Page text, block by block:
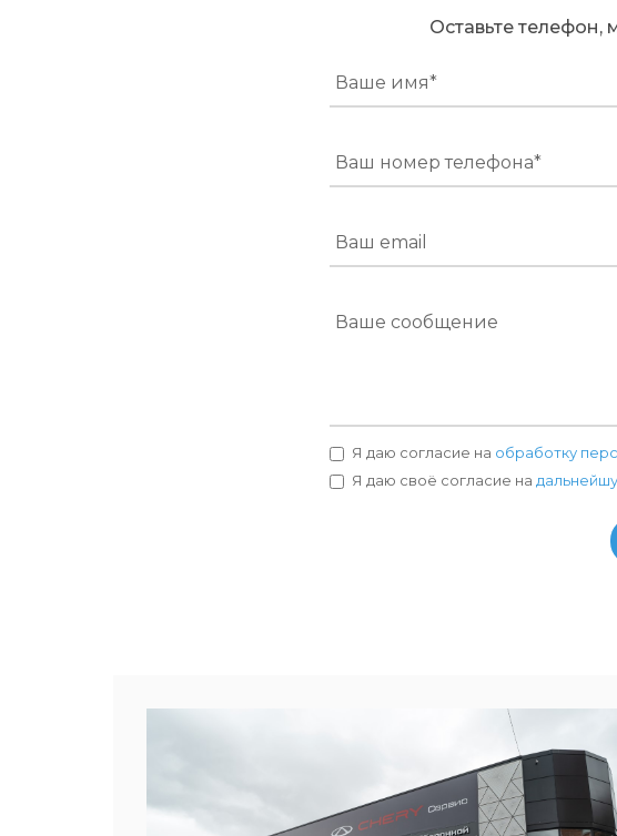
Оставьте
Ваше имя*
Ваш номер телефона*
Ваш email
Ваше сообщение
Я даю согласие на обработку
Я даю своё согласие на